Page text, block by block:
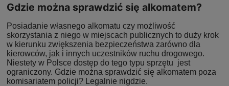
Gdzie można sprawdzić się alkomatem?
Posiadanie własnego alkomatu czy możliwość
skorzystania z niego w miejscach publicznych to duży krok
w kierunku zwiększenia bezpieczeństwa zarówno dla
kierowców, jak i innych uczestników ruchu drogowego.
Niestety w Polsce dostęp do tego typu sprzętu jest
ograniczony. Gdzie można sprawdzić się alkomatem poza
komisariatem policji? Legalnie nigdzie.